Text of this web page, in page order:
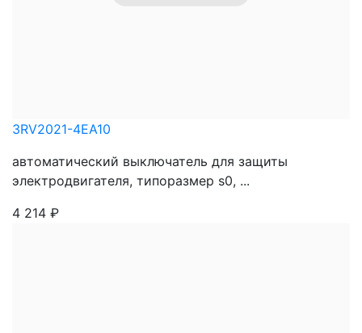
3RV2021-4EA10
автоматический выключатель для защиты
электродвигателя, типоразмер s0, ...
4 214 ₽